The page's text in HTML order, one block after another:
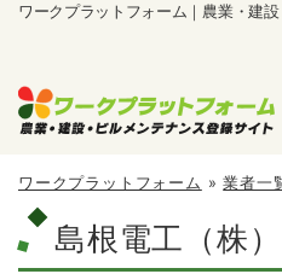
ワークプラットフォーム｜農業・建
ワークプラットフォーム »業者一
島根電工（株）